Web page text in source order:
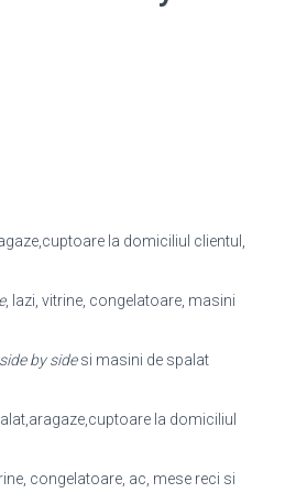
la domiciliul clientul,
, lazi, vitrine, congelatoare, masini
by sidesi masini de spalat
la domiciliul
congelatoare, ac, mese reci si